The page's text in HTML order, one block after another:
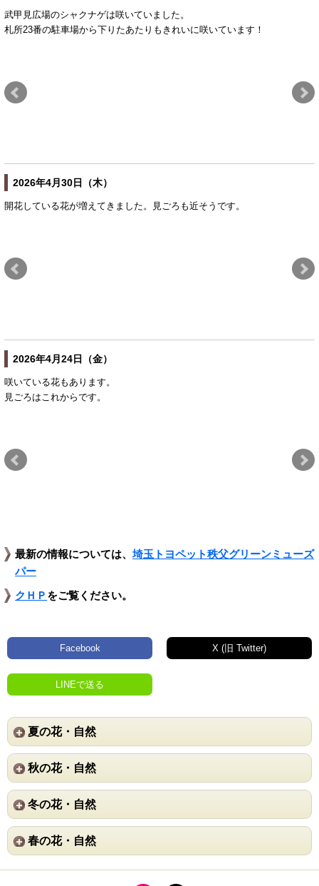
武甲見広場のシャクナゲは咲いていました。
札所23番の駐車場から下りたあたりもきれいに咲いています！
2026年4月30日（木）
開花している花が増えてきました。見ごろも近そうです。
2026年4月24日（金）
咲いている花もあります。
見ごろはこれからです。
最新の情報については、埼玉トヨペット秩父グリーンミューズ
パー
クＨＰ をご覧ください。
Facebook X (旧 Twitter)
LINEで送る
夏の花・自然
秋の花・自然
冬の花・自然
春の花・自然